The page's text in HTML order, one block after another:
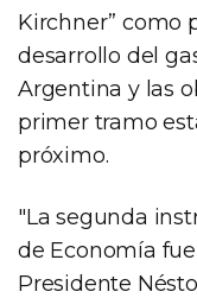
Kirchner” como
desarrollo del
Argentina y las
primer tramo
próximo.
"La segunda
de Economía
Presidente